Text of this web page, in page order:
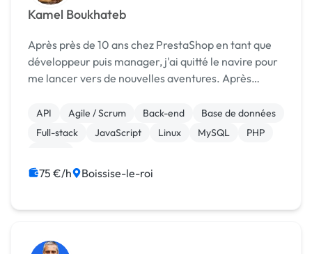
Kamel Boukhateb
Après près de 10 ans chez PrestaShop en tant que
développeur puis manager, j'ai quitté le navire pour
me lancer vers de nouvelles aventures. Après
compétences et services en tant de freelance.
N'hésite...
API Agile / Scrum Back-end
Base de données
Full-stack
JavaScript Linux MySQL
PHP
75 €/h Boissise-le-roi